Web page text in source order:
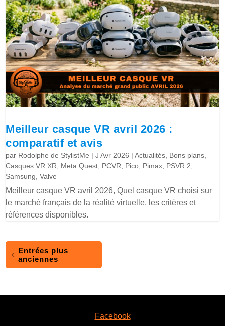
Meilleur casque VR avril 2026 :
comparatif et avis
par Rodolphe de StylistMe |J Avr 2026 |Actualités Bons plans
Casques VR XR
Meta Quest PCVR Pico Pimax PSVR 2
Samsung ,Valve
Meilleur casque VR avril 2026, Quel casque VR choisi sur
le marché français de la réalité virtuelle, les critères et
références disponibles.
Entrées plus
anciennes
Facebook